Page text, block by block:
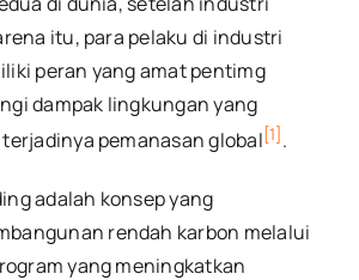
itu, para pelaku di industri
peran yang amat pentimg
dampak lingkungan yang
pemanasan global [1] .
adalah konsep yang
rendah karbon melalui
yang meningkatkan